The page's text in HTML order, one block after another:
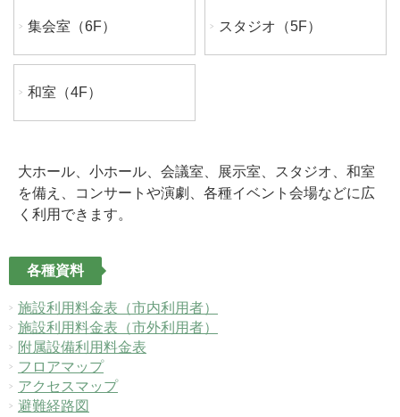
集会室（6F） スタジオ（5F）
和室（4F）
大ホール、小ホール、会議室、展示室、スタジオ、和室
を備え、コンサートや演劇、各種イベント会場などに広
く利用できます。
各種資料
施設利用料金表（市内利用者）
施設利用料金表（市外利用者）
附属設備利用料金表
フロアマップ
アクセスマップ
避難経路図